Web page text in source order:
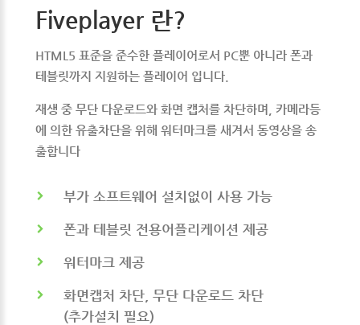
Fiveplayer 란?
HTML5 표준을 준수한 플레이어로서 PC뿐 아니라 폰과
테블릿까지 지원하는 플레이어 입니다.
재생 중 무단 다운로드와 화면 캡처를 차단하며, 카메라등
에 의한 유출차단을 위해 워터마크를 새겨서 동영상을 송
출합니다
부가 소프트웨어 설치없이 사용 가능
폰과 테블릿 전용어플리케이션 제공
워터마크 제공
화면캡처 차단, 무단 다운로드 차단
(추가설치 필요)